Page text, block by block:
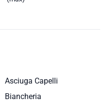
Asciuga Capelli
Biancheria